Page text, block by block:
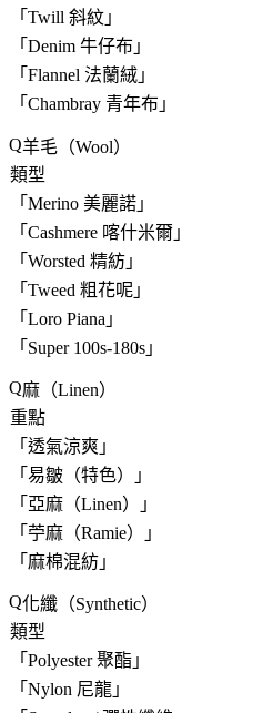
「 Twill 斜紋 」
「 Denim 牛仔布 」
「 Flannel 法蘭絨 」
「 Chambray 青年布 」
羊毛（Wool）
類型
「 Merino 美麗諾 」
「 Cashmere 喀什米爾 」
「 Worsted 精紡 」
「 Tweed 粗花呢 」
「 Loro Piana 」
「 Super 100s-180s 」
麻（Linen）
重點
「 透氣涼爽 」
「 易皺（特色） 」
「 亞麻（Linen） 」
「 苧麻（Ramie） 」
「 麻棉混紡 」
化纖（Synthetic）
類型
「 Polyester 聚酯 」
「 Nylon 尼龍 」